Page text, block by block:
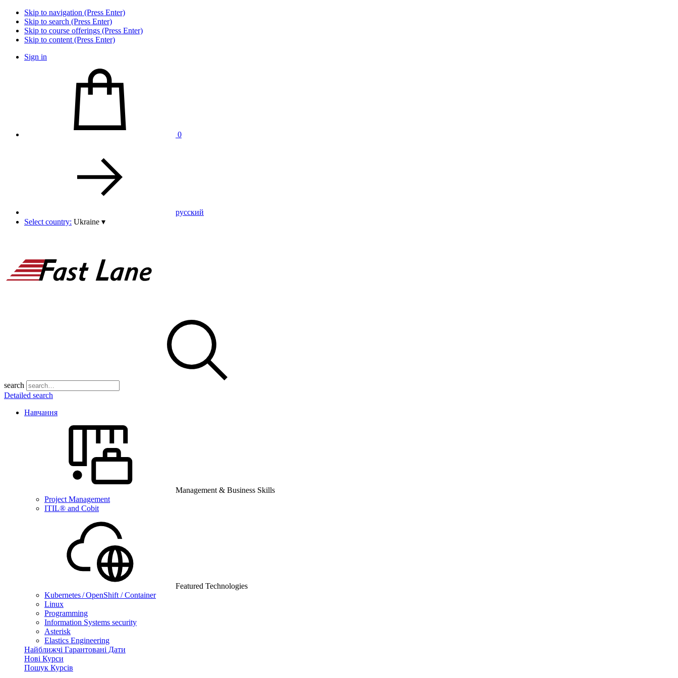
Skip to navigation (Press Enter)
Skip to search (Press Enter)
Skip to course offerings (Press Enter)
Skip to content (Press Enter)
Sign in
0
pусский
Select country: Ukraine ▾
search
Detailed search
Навчання
Management & Business Skills
Project Management
ITIL® and Cobit
Featured Technologies
Kubernetes / OpenShift / Container
Linux
Programming
Information Systems security
Asterisk
Elastics Engineering
Найближчі Гарантовані Дати
Нові Курси
Пошук Курсів